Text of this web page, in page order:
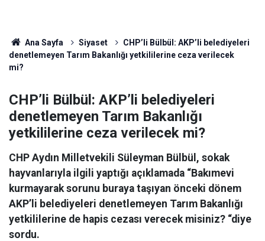
Ana Sayfa Siyaset
CHP’li Bülbül: AKP’li belediyeleri
denetlemeyen Tarım Bakanlığı yetkililerine ceza verilecek
mi?
CHP’li Bülbül: AKP’li belediyeleri
denetlemeyen Tarım Bakanlığı
yetkililerine ceza verilecek mi?
CHP Aydın Milletvekili Süleyman Bülbül, sokak
hayvanlarıyla ilgili yaptığı açıklamada “Bakımevi
kurmayarak sorunu buraya taşıyan önceki dönem
AKP’li belediyeleri denetlemeyen Tarım Bakanlığı
yetkililerine de hapis cezası verecek misiniz? “diye
sordu.